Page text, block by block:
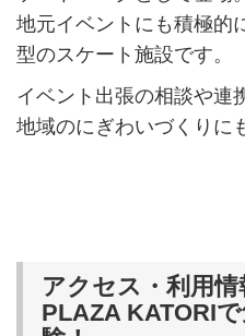
地元イベントにも積極的
型のスケート施設です。
イベント出張の相談や連
地域のにぎわいづくりに
アクセス・利用
PLAZA KATORI